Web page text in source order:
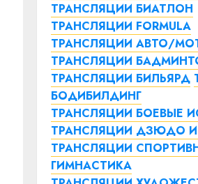
ТРАНСЛЯЦИИ БИАТЛОН
ТРАНСЛЯЦИИ FORMULA
ТРАНСЛЯЦИИ АВТО/
ТРАНСЛЯЦИИ
ТРАНСЛЯЦИИ БИЛЬЯРД
БОДИБИЛДИНГ
ТРАНСЛЯЦИИ БОЕВЫЕ
ТРАНСЛЯЦИИ ДЗЮДО
ТРАНСЛЯЦИИ
ГИМНАСТИКА